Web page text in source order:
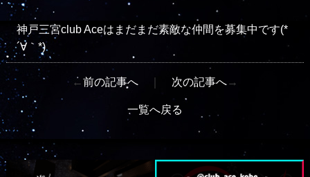
神戸三宮club Aceはまだまだ素敵な仲間を募集中です(*
´∀｀*)
←前の記事へ 次の記事へ→
一覧へ戻る